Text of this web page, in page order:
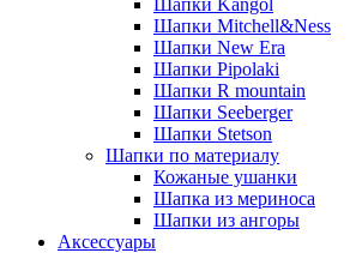
Шапки Kangol
Шапки Mitchell&Ness
Шапки New Era
Шапки Pipolaki
Шапки R mountain
Шапки Seeberger
Шапки Stetson
Шапки по материалу
Кожаные ушанки
Шапка из мериноса
Шапки из ангоры
Аксессуары